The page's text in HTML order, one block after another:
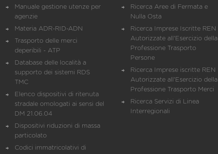
Manuale gestione utenze per
agenzie
Materia ADR-RID-ADN
Trasporto delle merci
deperibili - ATP
Database delle località a
supporto dei sistemi RDS
TMC
Elenco dispositivi di ritenuta
stradale omologati ai sensi del
DM 21.06.04
Dispositivi riduzioni di massa
particolato
Codici immatricolativi di
Ricerca Aree di Fermata e
Nulla Osta
Ricerca Imprese Iscritte REN
Autorizzate all'Esercizio della
Professione Trasporto
Persone
Ricerca Imprese iscritte REN
Autorizzate all'Esercizio della
Professione Trasporto Merci
Ricerca Servizi di Linea
Interregionali